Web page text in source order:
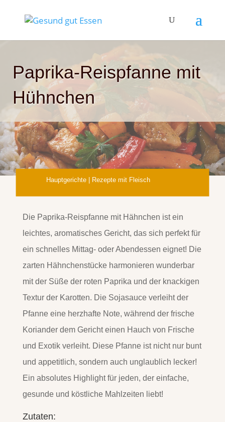
Paprika-Reispfanne mit
Hühnchen
Hauptgerichte| Rezepte mit Fleisch
Die Paprika-Reispfanne mit Hähnchen ist ein
leichtes, aromatisches Gericht, das sich perfekt für
ein schnelles Mittag- oder Abendessen eignet! Die
zarten Hähnchenstücke harmonieren wunderbar
mit der Süße der roten Paprika und der knackigen
Textur der Karotten. Die Sojasauce verleiht der
Pfanne eine herzhafte Note, während der frische
Koriander dem Gericht einen Hauch von Frische
und Exotik verleiht. Diese Pfanne ist nicht nur bunt
und appetitlich, sondern auch unglaublich lecker!
Ein absolutes Highlight für jeden, der einfache,
gesunde und köstliche Mahlzeiten liebt!
Zutaten: